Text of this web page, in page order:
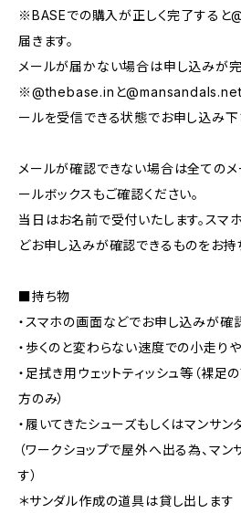
※BASEでの購入が正しく完了する
届きます。
メールが届かない場合は申し込みが完
※@thebase.inと@mansandals.net
ールを受信できる状態でお申し込み下
メールが確認できない場合は全てのメ
ールボックスもご確認ください。
当日はお名前で受付いたします。スマ
どお申し込みが確認できるものをお持
■持ち物
・スマホの画面などでお申し込みが確
・歩くのと変わらない速度での小走り
・足拭き用ウェットティッシュ等（裸足
方のみ）
・履いてきたシューズもしくはマンサ
（ワークショップで屋外へ出る為、マ
す）
＊サンダル作成の道具は貸し出します